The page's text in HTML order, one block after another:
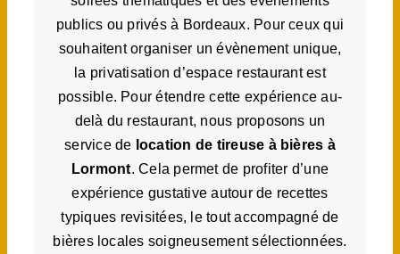
publics ou privés à Bordeaux. Pour ceux qui
souhaitent organiser un évènement unique,
la privatisation d’espace restaurant est
possible. Pour étendre cette expérience au-
delà du restaurant, nous proposons un
service de location de tireuse à bières à
Lormont. Cela permet de profiter d’une
expérience gustative autour de recettes
typiques revisitées, le tout accompagné de
bières locales soigneusement sélectionnées.